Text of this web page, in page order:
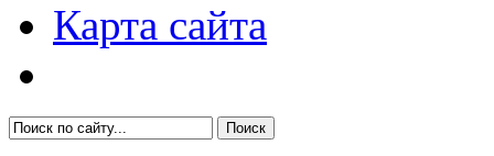
Карта сайта